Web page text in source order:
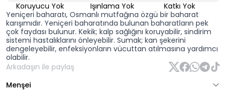
Koruyucu Yok Işınlama Yok
Katkı Yok
Yeniçeri baharatı, Osmanlı mutfağına özgü bir baharat
karışımıdır. Yeniçeri baharatında bulunan baharatların pek
çok faydası bulunur. Kekik; kalp sağlığını koruyabilir, sindirim
sistemi hastalıklarını önleyebilir. Sumak; kan şekerini
dengeleyebilir, enfeksiyonların vücuttan atılmasına yardımcı
olabilir.
Arkadaşın ile paylaş
Menşei